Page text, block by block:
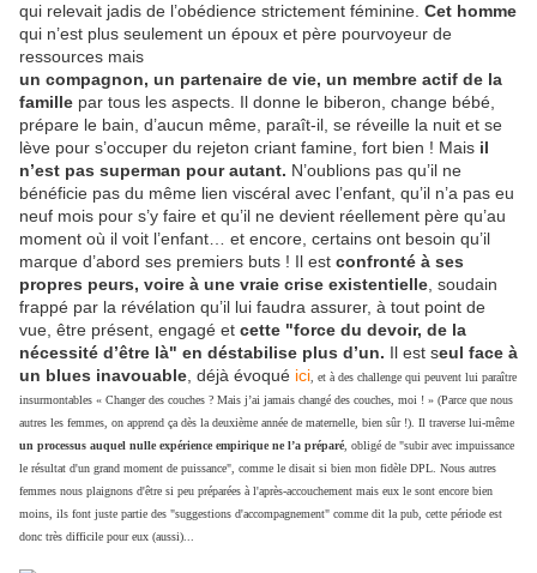
qui relevait jadis de l’obédience strictement féminine. Cet homme
qui n’est plus seulement un époux et père pourvoyeur de
ressources mais
un compagnon, un partenaire de vie, un membre actif de la
famille par tous les aspects. Il donne le biberon, change bébé,
prépare le bain, d’aucun même, paraît-il, se réveille la nuit et se
lève pour s’occuper du rejeton criant famine, fort bien ! Mais il
n’est pas superman pour autant. N’oublions pas qu’il ne
bénéficie pas du même lien viscéral avec l’enfant, qu’il n’a pas eu
neuf mois pour s’y faire et qu’il ne devient réellement père qu’au
moment où il voit l’enfant… et encore, certains ont besoin qu’il
marque d’abord ses premiers buts ! Il est confronté à ses
propres peurs, voire à une vraie crise existentielle , soudain
frappé par la révélation qu’il lui faudra assurer, à tout point de
vue, être présent, engagé et cette "force du devoir, de la
nécessité d’être là" en déstabilise plus d’un. Il est seul face à
un blues inavouable , déjà évoqué ici , et à des challenge qui peuvent lui paraître
insurmontables « Changer des couches ? Mais j’ai jamais changé des couches, moi ! » (Parce que nous
autres les femmes, on apprend ça dès la deuxième année de maternelle, bien sûr !). Il traverse lui-même
un processus auquel nulle expérience empirique ne l’a préparé , obligé de "subir avec impuissance
le résultat d'un grand moment de puissance", comme le disait si bien mon fidèle DPL. Nous autres
femmes nous plaignons d'être si peu préparées à l'après-accouchement mais eux le sont encore bien
moins, ils font juste partie des "suggestions d'accompagnement" comme dit la pub, cette période est
donc très difficile pour eux (aussi)...